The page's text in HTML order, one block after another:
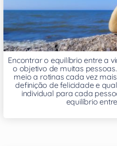
Encontrar o equilíbrio entre a
o objetivo de muitas
meio a rotinas cada vez
definição de felicidade e
individual para cada
equilíbrio